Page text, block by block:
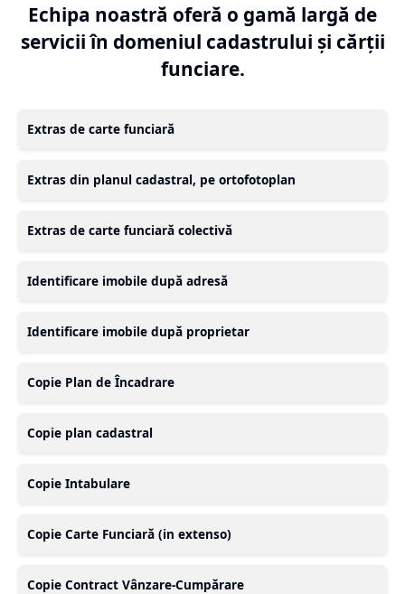
Echipa noastră oferă o gamă largă de
servicii în domeniul cadastrului și cărții
funciare.
Extras de carte funciară
Extras din planul cadastral, pe ortofotoplan
Extras de carte funciară colectivă
Identificare imobile după adresă
Identificare imobile după proprietar
Copie Plan de Încadrare
Copie plan cadastral
Copie Intabulare
Copie Carte Funciară (in extenso)
Copie Contract Vânzare-Cumpărare